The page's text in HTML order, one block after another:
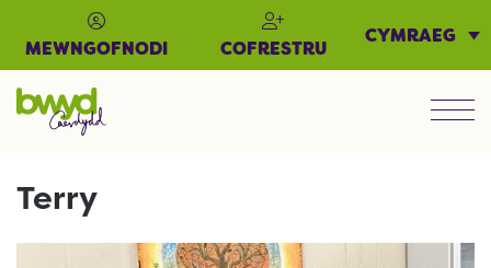
MEWNGOFNODI COFRESTRU
CYMRAEG
Terry